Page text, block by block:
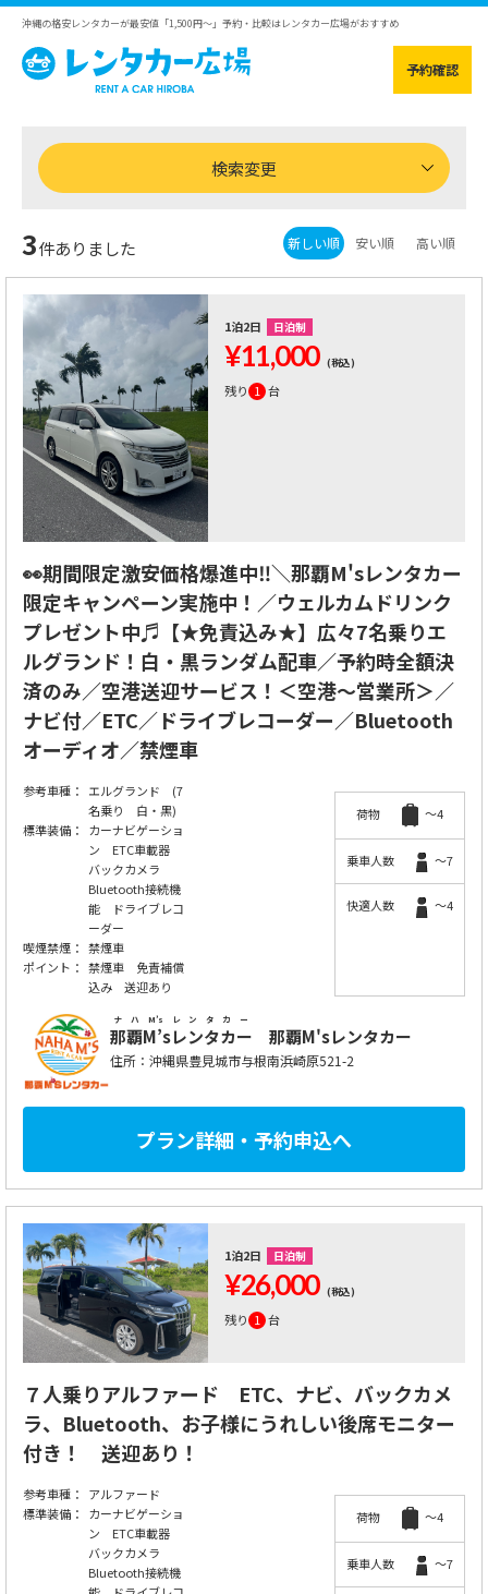
沖縄の格安レンタカーが最安値「1,500円～」予約・比較はレンタカー広場がおすすめ
予約確認
検索変更
3件ありました 新しい順 安い順 高い順
1泊2日 日泊制
¥11,000 (税込)
残り 1 台
👀期間限定激安価格爆進中‼️＼那覇M'sレンタカー
限定キャンペーン実施中！／ウェルカムドリンク
プレゼント中♬【★免責込み★】広々7名乗りエ
ルグランド！白・黒ランダム配車／予約時全額決
済のみ／空港送迎サービス！＜空港～営業所＞／
ナビ付／ETC／ドライブレコーダー／Bluetooth
オーディオ／禁煙車
参考車種：
エルグランド (7
名乗り 白・黒)
標準装備：
カーナビゲーショ
ン ETC車載器
バックカメラ
Bluetooth接続機
能 ドライブレコ
ーダー
喫煙禁煙： 禁煙車
ポイント： 禁煙車 免責補償
込み 送迎あり
荷物 ～4
乗車人数 ～7
快適人数 ～4
那覇M’sレンタカー
ナハM’sレンタカー
那覇M'sレンタカー
住所：沖縄県豊見城市与根南浜崎原521-2
プラン詳細・予約申込へ
1泊2日 日泊制
¥26,000 (税込)
残り 1 台
７人乗りアルファード ETC、ナビ、バックカメ
ラ、Bluetooth、お子様にうれしい後席モニター
付き！ 送迎あり！
参考車種：
アルファード
標準装備：
カーナビゲーショ
ン ETC車載器
バックカメラ
Bluetooth接続機
荷物 ～4
乗車人数 ～7